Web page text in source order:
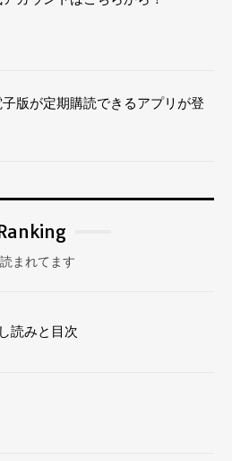
版が定期購読できるアプリが登
まれてます
読みと目次